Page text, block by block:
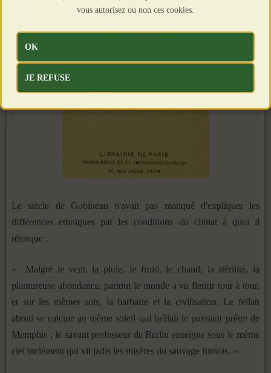
Le siècle de Gobineau n'avait pas manqué d'expliquer les
différences ethniques par les conditions du climat à quoi il
rétorque :
« Malgré le vent, la pluie, le froid, le chaud, la stérilité, la
plantureuse abondance, partout le monde a vu fleurir tour à tour,
et sur les mêmes sols, la barbarie et la civilisation. Le fellah
abruti se calcine au même soleil qui brûlait le puissant prêtre de
Memphis ; le savant professeur de Berlin enseigne sous le même
ciel inclément qui vit jadis les misères du sau­vage finnois. »
vous autorisez ou non ces cookies.
OK
JE REFUSE